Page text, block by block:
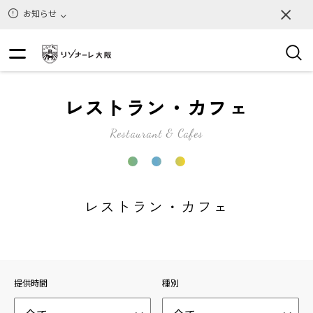
お知らせ
レストラン・カフェ
Restaurant & Cafes
レストラン・カフェ
提供時間 種別